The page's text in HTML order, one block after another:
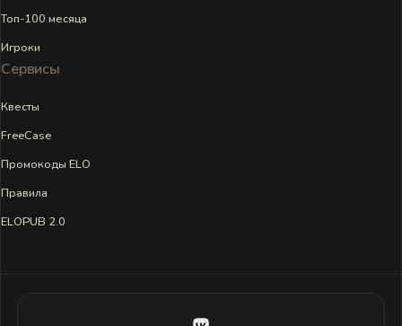
Топ-100 месяца
Игроки
Сервисы
Квесты
FreeCase
Промокоды ELO
Правила
ELOPUB 2.0